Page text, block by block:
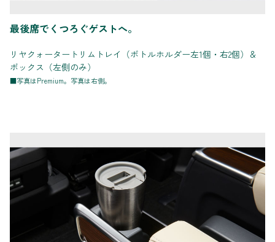
最後席でくつろぐゲストへ。
リヤクォータートリムトレイ（ボトルホルダー左1個・右2個）＆
ボックス（左側のみ）
■写真はPremium。写真は右側。